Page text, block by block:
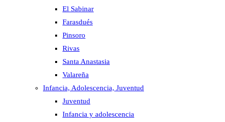
El Sabinar
Farasdués
Pinsoro
Rivas
Santa Anastasia
Valareña
Infancia, Adolescencia, Juventud
Juventud
Infancia y adolescencia